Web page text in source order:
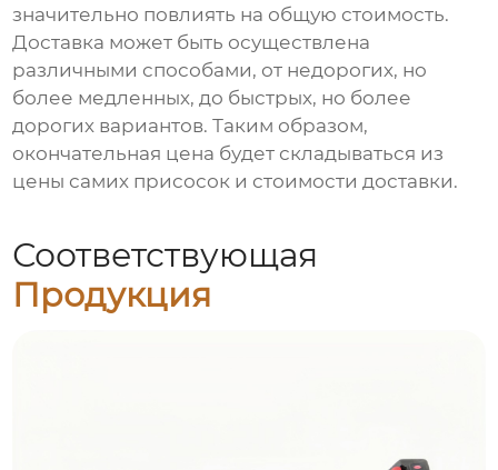
значительно повлиять на общую стоимость.
Доставка может быть осуществлена
различными способами, от недорогих, но
более медленных, до быстрых, но более
дорогих вариантов. Таким образом,
окончательная цена будет складываться из
цены самих присосок и стоимости доставки.
Соответствующая
Продукция